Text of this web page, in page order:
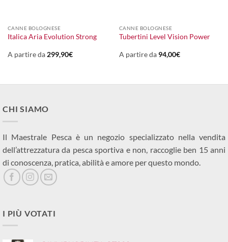
CANNE BOLOGNESE
Italica Aria Evolution Strong
A partire da 299,90€
CANNE BOLOGNESE
Tubertini Level Vision Power
A partire da 94,00€
CHI SIAMO
Il Maestrale Pesca è un negozio specializzato nella vendita
dell’attrezzatura da pesca sportiva e non, raccoglie ben 15 anni
di conoscenza, pratica, abilità e amore per questo mondo.
I PIÙ VOTATI